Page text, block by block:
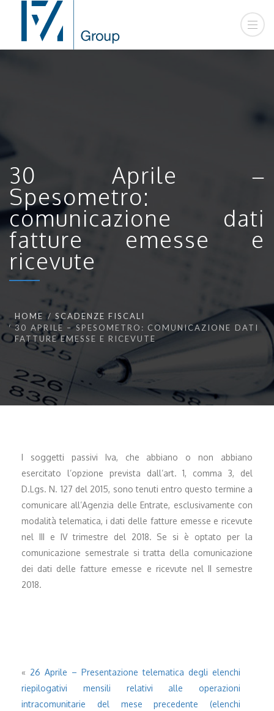
30 Aprile –
Spesometro:
comunicazione dati
fatture emesse e
ricevute
HOME
SCADENZE FISCALI
30 APRILE – SPESOMETRO: COMUNICAZIONE DATI
FATTURE EMESSE E RICEVUTE
I soggetti passivi Iva, che abbiano o non abbiano
esercitato l’opzione prevista dall’art. 1, comma 3, del
D.Lgs. N. 127 del 2015, sono tenuti entro questo termine a
comunicare all’Agenzia delle Entrate, esclusivamente con
modalità telematica, i dati delle fatture emesse e ricevute
nel III e IV trimestre del 2018. Se si è optato per la
comunicazione semestrale si tratta della comunicazione
dei dati delle fatture emesse e ricevute nel II semestre
2018.
« 26 Aprile – Presentazione telematica degli elenchi
riepilogativi mensili relativi alle operazioni
intracomunitarie del mese precedente (elenchi